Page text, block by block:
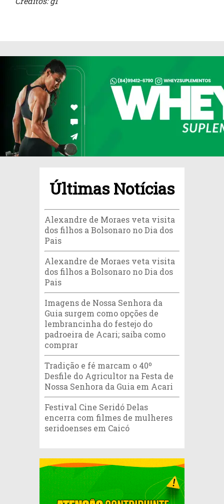
Últimas Notícias
Alexandre de Moraes veta visita
dos filhos a Bolsonaro no Dia dos
Pais
Alexandre de Moraes veta visita
dos filhos a Bolsonaro no Dia dos
Pais
Imagens de Nossa Senhora da
Guia surgem como opções de
lembrancinha do festejo do
padroeira de Acari; saiba como
comprar
Tradição e fé marcam o 40º
Desfile do Agricultor na Festa de
Nossa Senhora da Guia em Acari
Festival Cine Seridó Delas
encerra com filmes de mulheres
seridoenses em Caicó